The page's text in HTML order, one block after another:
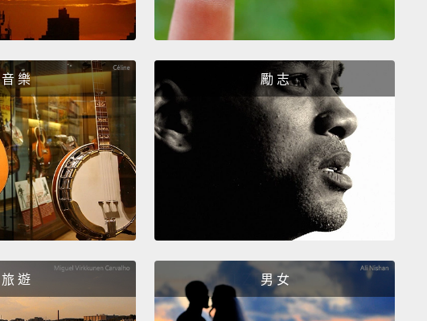
That can't be good. We gotta hide.
We gotta get out of
這不太對。我們要躲起來。我們要逃出這裡。哇嗚。我沒事。
Why are there clothes on the floor?
Why don't they smell
like us? I can fix that.
為什麼地板上有衣服？為什麼聞起來跟我們不一樣？我可以處
理。
You're gonna help?
你要幫我們嗎？
Oh, there you are.
音 樂 勵 志
旅 遊 男 女